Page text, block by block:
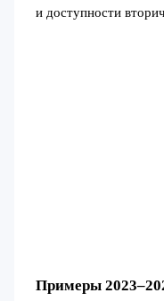
и доступности
Примеры